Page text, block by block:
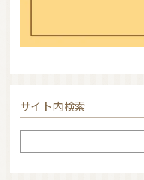
サイト内検索